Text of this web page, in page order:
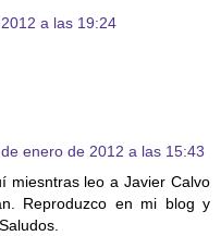
a las 19:24
enero de 2012 a las 15:43
miesntras leo a Javier Calvo
Reproduzco en mi blog y